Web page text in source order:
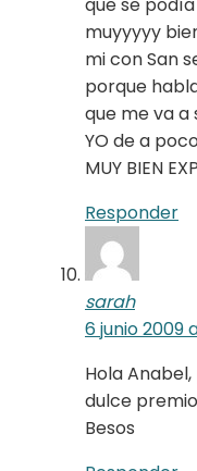
que se
muyyyyy
mi con San
porque
que me va
YO de a
MUY BIEN
Responder
sarah
6 junio 2009
Hola
dulce
Besos